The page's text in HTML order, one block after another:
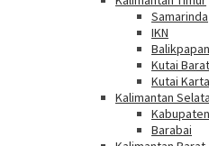
Samarinda
IKN
Balikpapan
Kutai Barat
Kutai
Kalimantan
Barabai